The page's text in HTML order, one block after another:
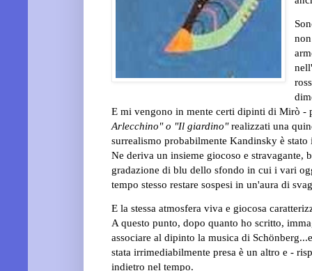
E mi vengono in mente certi dipinti di Mirò -
Arlecchino" o "Il giardino"realizzati una
surrealismo probabilmente Kandinsky è stato
Ne deriva un insieme giocoso e stravagante,
gradazione di blu dello sfondo in cui i vari
tempo stesso restare sospesi in un'aura di
E la stessa atmosfera viva e giocosa
A questo punto, dopo quanto ho scritto,
associare al dipinto la musica di Schönberg
stata irrimediabilmente presa è un altro e -
indietro nel tempo.